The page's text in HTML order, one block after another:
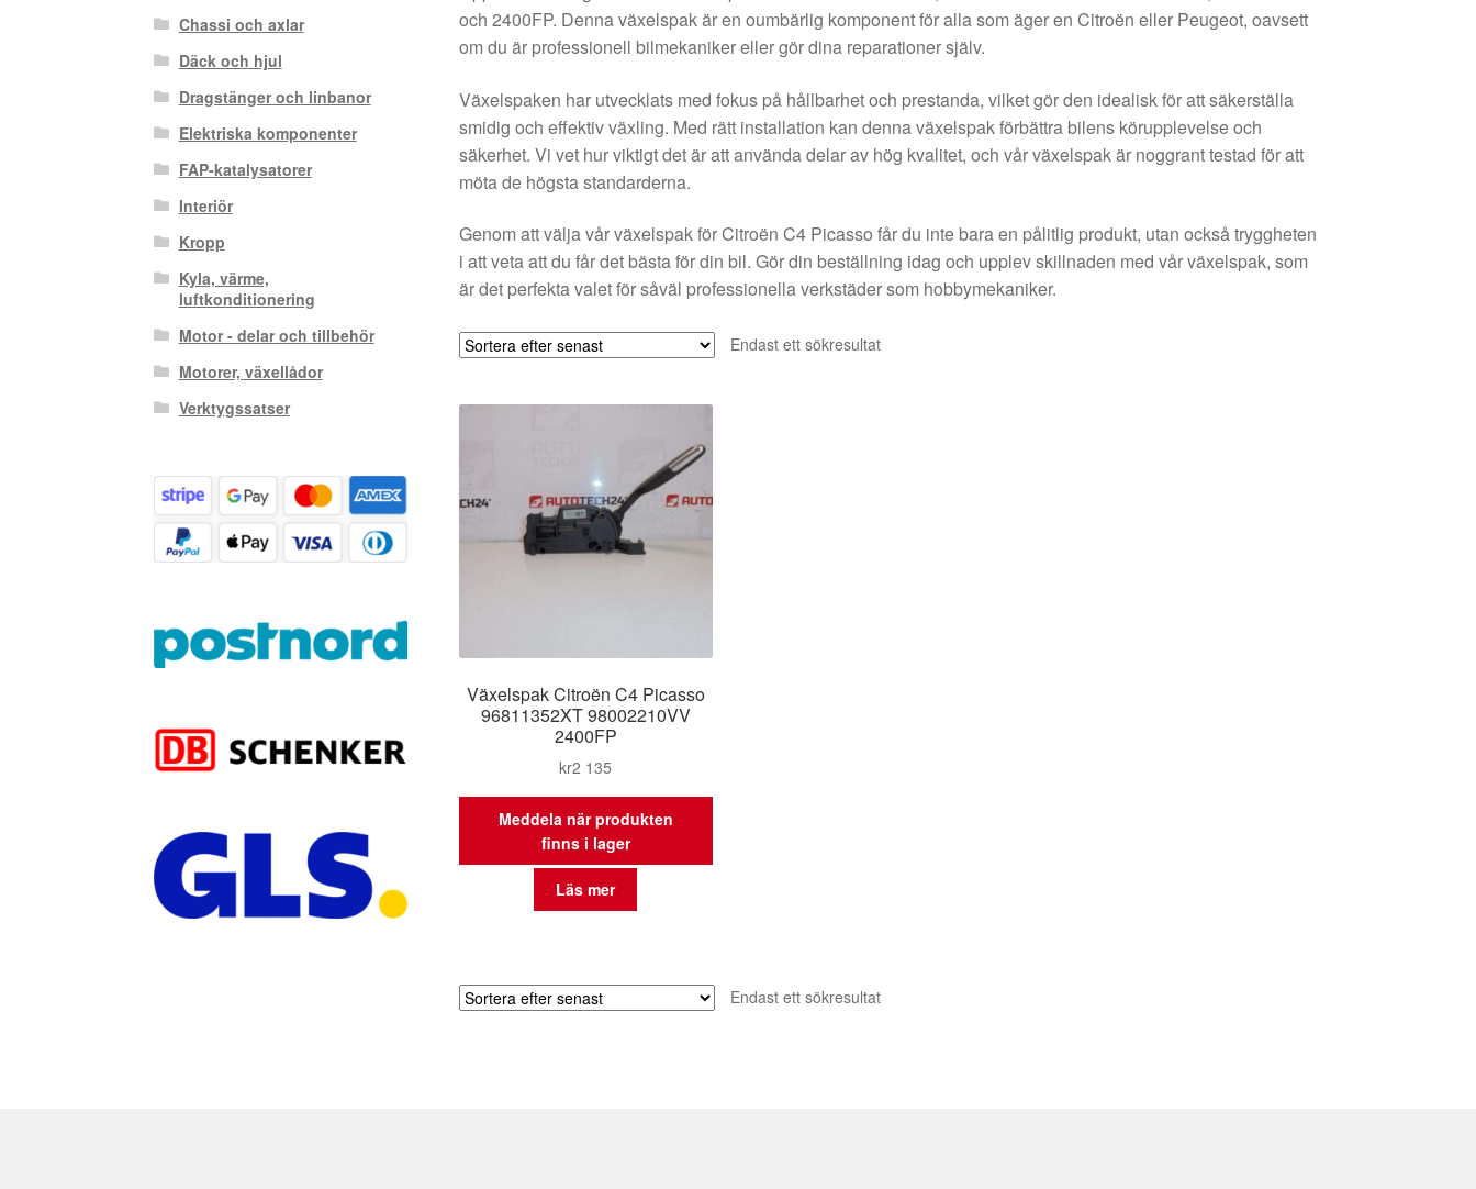
och 2400FP. Denna växelspak är en oumbärlig komponent för alla som äger en Citroën eller Peugeot, oavsett
om du är professionell bilmekaniker eller gör dina reparationer själv.
Växelspaken har utvecklats med fokus på hållbarhet och prestanda, vilket gör den idealisk för att säkerställa
smidig och effektiv växling. Med rätt installation kan denna växelspak förbättra bilens körupplevelse och
säkerhet. Vi vet hur viktigt det är att använda delar av hög kvalitet, och vår växelspak är noggrant testad för att
möta de högsta standarderna.
Genom att välja vår växelspak för Citroën C4 Picasso får du inte bara en pålitlig produkt, utan också tryggheten
i att veta att du får det bästa för din bil. Gör din beställning idag och upplev skillnaden med vår växelspak, som
är det perfekta valet för såväl professionella verkstäder som hobbymekaniker.
Endast ett sökresultat
Växelspak Citroën C4 Picasso
96811352XT 98002210VV
2400FP
kr2 135
Meddela när produkten
finns i lager
Läs mer
Endast ett sökresultat
Chassi och axlar
Däck och hjul
Dragstänger och linbanor
Elektriska komponenter
FAP-katalysatorer
Interiör
Kropp
Kyla, värme,
luftkonditionering
Motor - delar och tillbehör
Motorer, växellådor
Verktygssatser